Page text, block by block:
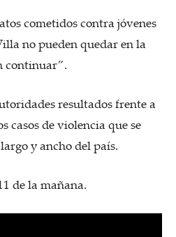
cometidos contra jóvenes
no pueden quedar en la
continuar”.
resultados frente a
casos de violencia que se
y ancho del país.
de la mañana.